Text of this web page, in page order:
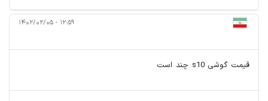
۱۲:۵۹ - ۱۴۰۲/۰۲/۰۵
قیمت گوشی s10 چند است